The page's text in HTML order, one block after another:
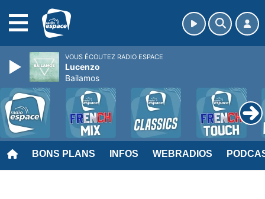
BONS PLANS INFOS WEBRADIOS
VOUS ÉCOUTEZ RADIO ESPACE
Lucenzo
Bailamos